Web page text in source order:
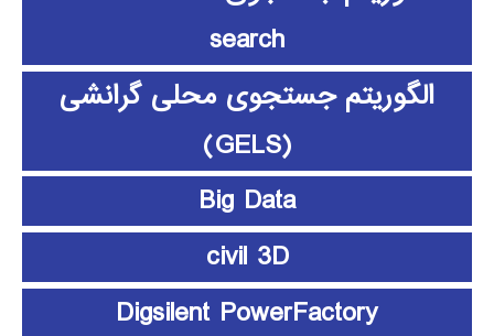
search
الگوریتم جستجوی محلی گرانشی
(GELS)
Big Data
civil 3D
Digsilent PowerFactory